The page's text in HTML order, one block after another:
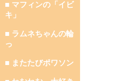
■ マフィンの「イビ
キ」
■ ラムネちゃんの輪
っ
■ またたびポワソン